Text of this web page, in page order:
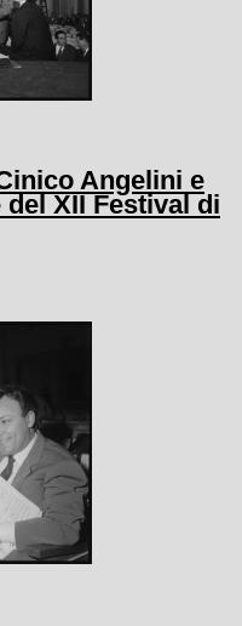
Angelini e
XII Festival di